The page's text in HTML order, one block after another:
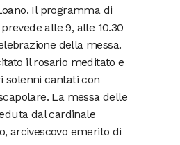
Il programma di
alle 9, alle 10.30
della messa.
il rosario meditato e
solenni cantati con
La messa delle
dal cardinale
arcivescovo emerito di